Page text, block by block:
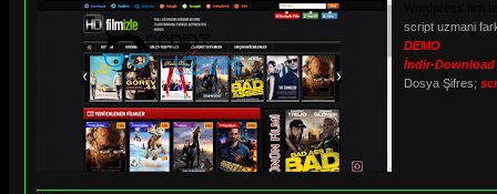
script uzmani
DEMO
İndir-Download
Dosya Şifres;